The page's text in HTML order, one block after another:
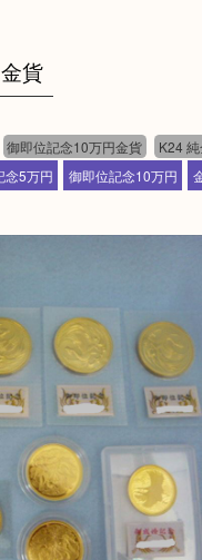
ます！
ネームタグをスキ